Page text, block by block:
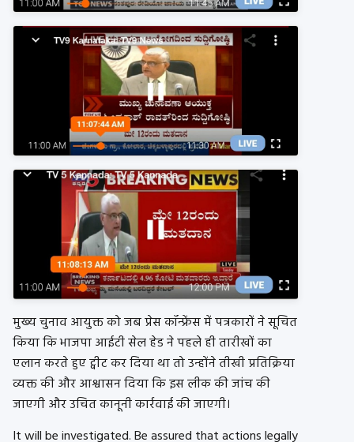
मुख्य चुनाव आयुक्त को जब प्रेस कॉन्फ्रेंस में पत्रकारों ने सूचित
किया कि भाजपा आईटी सेल हेड ने पहले ही तारीखों का
एलान करते हुए ट्वीट कर दिया था तो उन्होंने तीखी प्रतिक्रिया
व्यक्त की और आश्वासन दिया कि इस लीक की जांच की
जाएगी और उचित कानूनी कार्रवाई की जाएगी।
It will be investigated. Be assured that actions legally